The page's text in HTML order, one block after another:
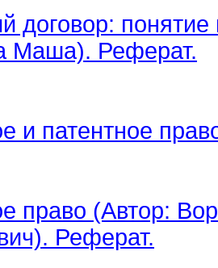
договор:
Маша). Реферат.
и патентное
право (Автор:
Реферат.